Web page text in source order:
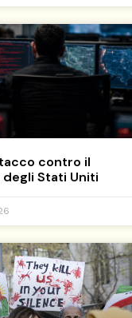
contro il
Stati Uniti